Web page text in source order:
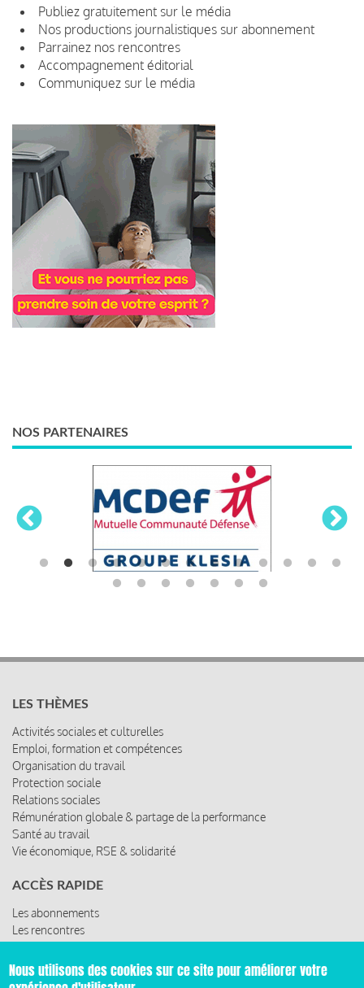
Publiez gratuitement sur le média
Nos productions journalistiques sur abonnement
Parrainez nos rencontres
Accompagnement éditorial
Communiquez sur le média
NOS PARTENAIRES
LES THÈMES
Activités sociales et culturelles
Emploi, formation et compétences
Organisation du travail
Protection sociale
Relations sociales
Rémunération globale & partage de la performance
Santé au travail
Vie économique, RSE & solidarité
ACCÈS RAPIDE
Les abonnements
Les rencontres
Nous utilisons des cookies sur ce site pour améliorer votre